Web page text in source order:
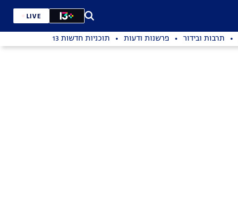
LIVE
תרבות ובידור פרשנות ודעות תוכניות חדשות 13